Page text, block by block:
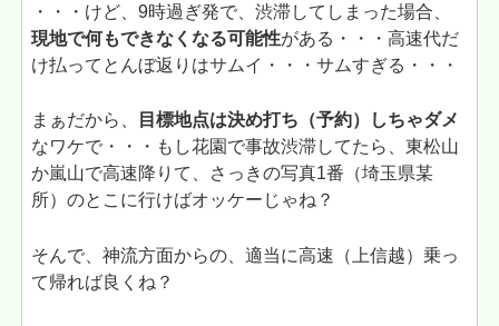
・・・けど、9時過ぎ発で、渋滞してしまった場合、
現地で何もできなくなる可能性がある・・・高速代だ
け払ってとんぼ返りはサムイ・・・サムすぎる・・・
まぁだから、
目標地点は決め打ち（予約）しちゃダメ
なワケで・・・もし花園で事故渋滞してたら、東松山
か嵐山で高速降りて、さっきの写真1番（埼玉県某
所）のとこに行けばオッケーじゃね？
そんで、神流方面からの、適当に高速（上信越）乗っ
て帰れば良くね？